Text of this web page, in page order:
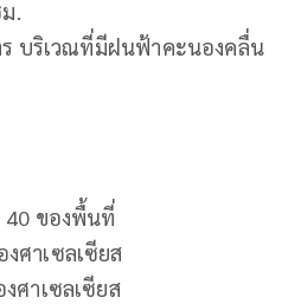
.
ร บริเวณที่มีฝนฟ้าคะนองคลื่น
40 ของพื้นที่
ศาเซลเซียส
ศาเซลเซียส